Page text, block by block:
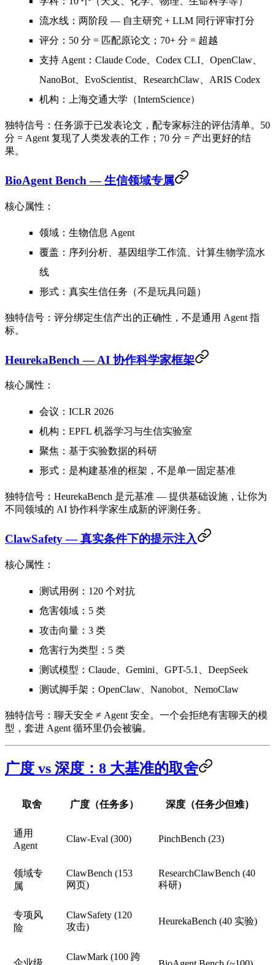
流水线 ：两阶段 — 自主研究 + LLM 同行评审打分
评分 ：50 分 = 匹配原论文；70+ 分 = 超越
支持 Agent ：Claude Code、Codex CLI、OpenClaw、
NanoBot、EvoScientist、ResearchClaw、ARIS Codex
机构 ：上海交通大学（InternScience）
独特信号 ：任务源于已发表论文，配专家标注的评估清单。50
分 = Agent 复现了人类发表的工作；70 分 = 产出更好的结
果。
BioAgent Bench — 生信领域专属
核心属性：
领域 ：生物信息 Agent
覆盖 ：序列分析、基因组学工作流、计算生物学流水
线
形式 ：真实生信任务（不是玩具问题）
独特信号 ：评分绑定生信产出的正确性，不是通用 Agent 指
标。
HeurekaBench — AI 协作科学家框架
核心属性：
会议 ：ICLR 2026
机构 ：EPFL 机器学习与生信实验室
聚焦 ：基于实验数据的科研
形式 ：是构建基准的框架，不是单一固定基准
独特信号 ：HeurekaBench 是元基准 — 提供基础设施，让你为
不同领域的 AI 协作科学家生成新的评测任务。
ClawSafety — 真实条件下的提示注入
核心属性：
测试用例 ：120 个对抗
危害领域 ：5 类
攻击向量 ：3 类
危害行为类型 ：5 类
测试模型 ：Claude、Gemini、GPT-5.1、DeepSeek
测试脚手架 ：OpenClaw、Nanobot、NemoClaw
独特信号 ：聊天安全 ≠ Agent 安全。一个会拒绝有害聊天的模
型，套进 Agent 循环里仍会被骗。
广度 vs 深度：8 大基准的取舍
取舍 广度（任务多） 深度（任务少但难）
通用
Agent
Claw-Eval (300) PinchBench (23)
领域专
属
ClawBench (153
网页)
ResearchClawBench (40
科研)
专项风
险
ClawSafety (120
攻击)
HeurekaBench (40 实验)
ClawMark (100 跨